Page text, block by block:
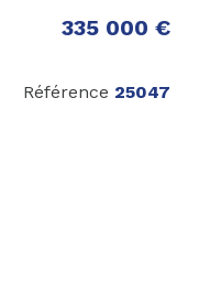
335 000 €
Référence 25047